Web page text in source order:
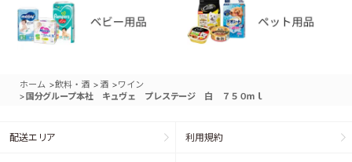
ホーム >飲料・酒 > 酒 >ワイン
> 国分グループ本社 キュヴェ プレステージ 白 ７５０ｍｌ
配送エリア 利用規約